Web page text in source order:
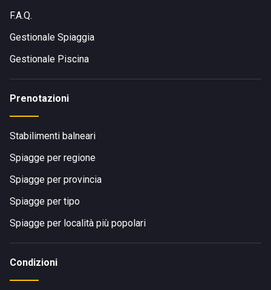
F.A.Q.
Gestionale Spiaggia
Gestionale Piscina
Prenotazioni
Stabilimenti balneari
Spiagge per regione
Spiagge per provincia
Spiagge per tipo
Spiagge per località più popolari
Condizioni